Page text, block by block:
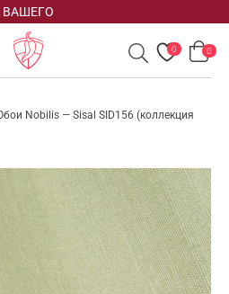
ВАШЕГО
0 0
Nobilis — Sisal SID156 (коллекция